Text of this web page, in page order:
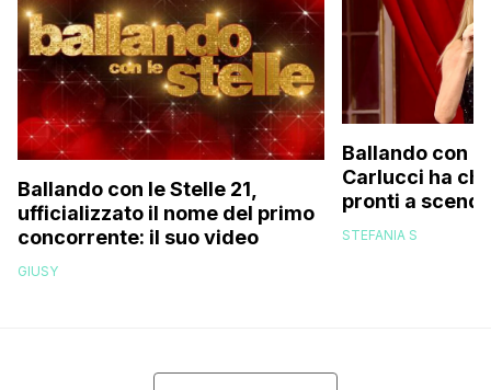
Ballando con le Stelle 21,
ufficializzato il nome del primo
concorrente: il suo video
GIUSY
Ballando con
Carlucci ha
pronti a
anche un
STEFANIA S